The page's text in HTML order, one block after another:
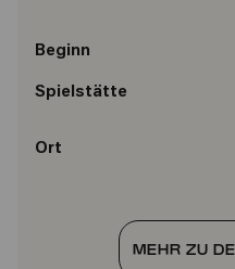
Beginn
Spielstätte
Ort
MEHR ZU